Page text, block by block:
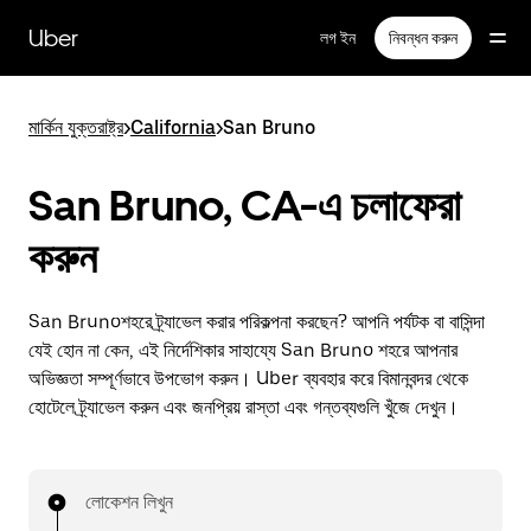
প্রধান
বিষয়সূচিতে
Uber লগ ইন নিবন্ধন করুন
মার্কিন যুক্তরাষ্ট্র>California>San Bruno
San Bruno, CA-এ চলাফেরা
করুন
San Brunoশহরে ট্র্যাভেল করার পরিকল্পনা করছেন? আপনি পর্যটক বা বাসিন্দা
যেই হোন না কেন, এই নির্দেশিকার সাহায্যে San Bruno শহরে আপনার
অভিজ্ঞতা সম্পূর্ণভাবে উপভোগ করুন। Uber ব্যবহার করে বিমানবন্দর থেকে
হোটেলে ট্র্যাভেল করুন এবং জনপ্রিয় রাস্তা এবং গন্তব্যগুলি খুঁজে দেখুন।
লোকেশন লিখুন